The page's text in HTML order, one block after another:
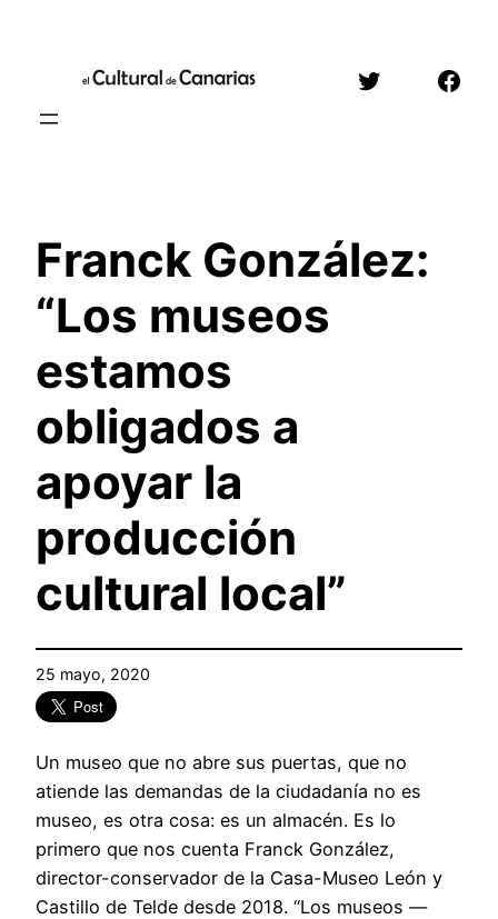
contenido
Twitter
Franck González:
“Los museos
estamos
obligados a
apoyar la
producción
cultural local”
25 mayo, 2020
Un museo que no abre sus puertas, que no
atiende las demandas de la ciudadanía no es
museo, es otra cosa: es un almacén. Es lo
primero que nos cuenta Franck González,
director-conservador de la Casa-Museo León y
Castillo de Telde desde 2018. “Los museos —